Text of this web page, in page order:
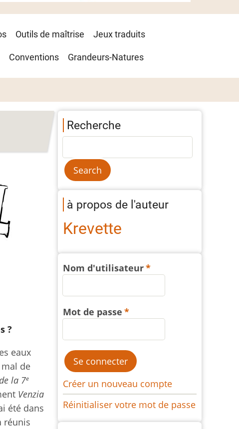
Outils de maîtrise Jeux traduits
Conventions Grandeurs-Natures
?
eaux
de
la 7e
Venzia
été dans
réunis
Recherche
à propos de l'auteur
Krevette
Nom d'utilisateur
Mot de passe
Créer un nouveau compte
Réinitialiser votre mot de passe